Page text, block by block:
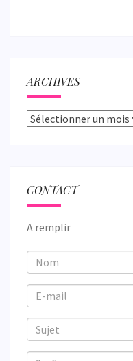
ARCHIVES
Archives
CONTACT
A remplir
Nom
mail
Sujet